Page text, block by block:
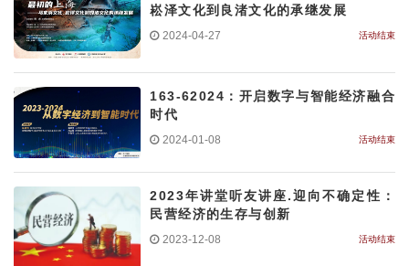
崧泽文化到良渚文化的承继发展
2024-04-27 活动结束
163-62024：开启数字与智能经济融合
时代
2024-01-08 活动结束
2023年讲堂听友讲座.迎向不确定性：
民营经济的生存与创新
2023-12-08 活动结束